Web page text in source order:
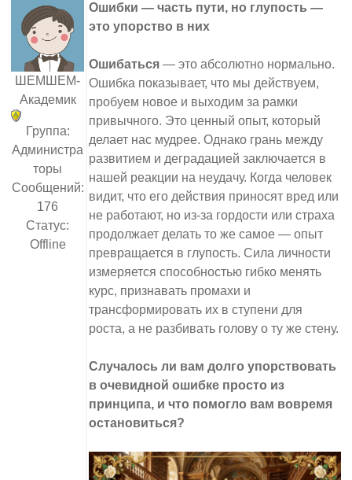
ШЕМШЕМ-
Академик
Группа:
Администра
торы
Сообщений:
176
Статус:
Offline
Ошибки — часть пути, но глупость —
это упорство в них
Ошибаться — это абсолютно нормально.
Ошибка показывает, что мы действуем,
пробуем новое и выходим за рамки
привычного. Это ценный опыт, который
делает нас мудрее. Однако грань между
развитием и деградацией заключается в
нашей реакции на неудачу. Когда человек
видит, что его действия приносят вред или
не работают, но из-за гордости или страха
продолжает делать то же самое — опыт
превращается в глупость. Сила личности
измеряется способностью гибко менять
курс, признавать промахи и
трансформировать их в ступени для
роста, а не разбивать голову о ту же стену.
Случалось ли вам долго упорствовать
в очевидной ошибке просто из
принципа, и что помогло вам вовремя
остановиться?